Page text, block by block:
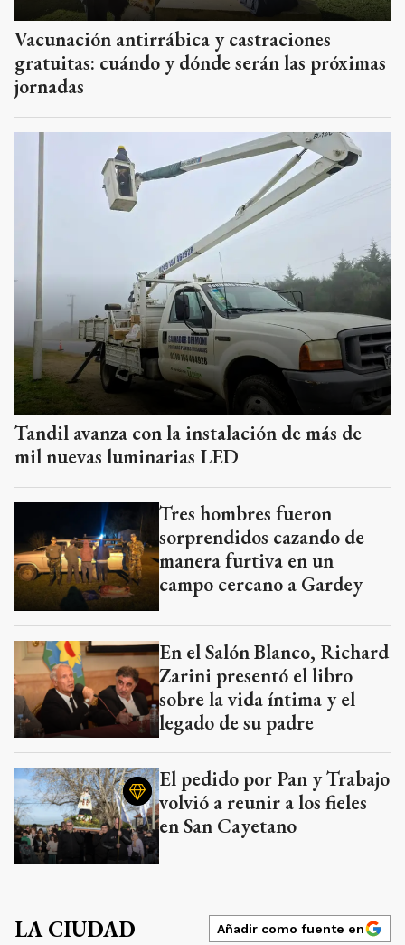
Vacunación antirrábica y castraciones
gratuitas: cuándo y dónde serán las próximas
jornadas
Tandil avanza con la instalación de más de
mil nuevas luminarias LED
Tres hombres fueron
sorprendidos cazando de
manera furtiva en un
campo cercano a Gardey
En el Salón Blanco, Richard
Zarini presentó el libro
sobre la vida íntima y el
legado de su padre
El pedido por Pan y Trabajo
volvió a reunir a los fieles
en San Cayetano
LA CIUDAD Añadir como fuente en